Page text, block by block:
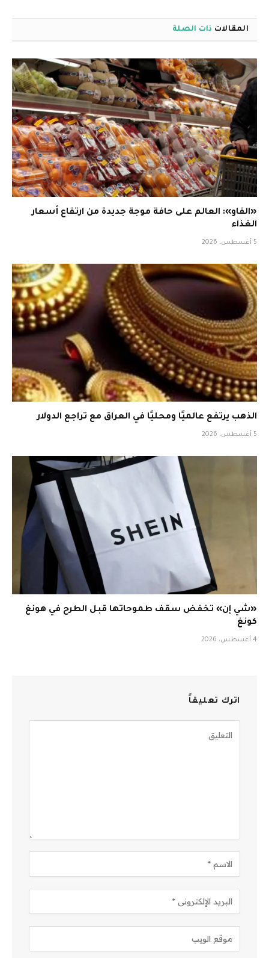
المقالات ذات الصلة
«الفاو»: العالم على حافة موجة جديدة من ارتفاع أسعار
الغذاء
5 أغسطس، 2026
الذهب يرتفع عالميًا ومحليًا في العراق مع تراجع الدولار
5 أغسطس، 2026
«شي إن» تخفض سقف طموحاتها قبل الطرح في هونغ
كونغ
4 أغسطس، 2026
اترك تعليقاً